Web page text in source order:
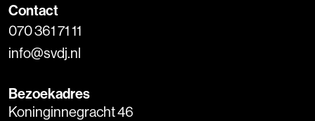
Contact
070 361 71 11
info@svdj.nl
Bezoekadres
Koninginnegracht 46